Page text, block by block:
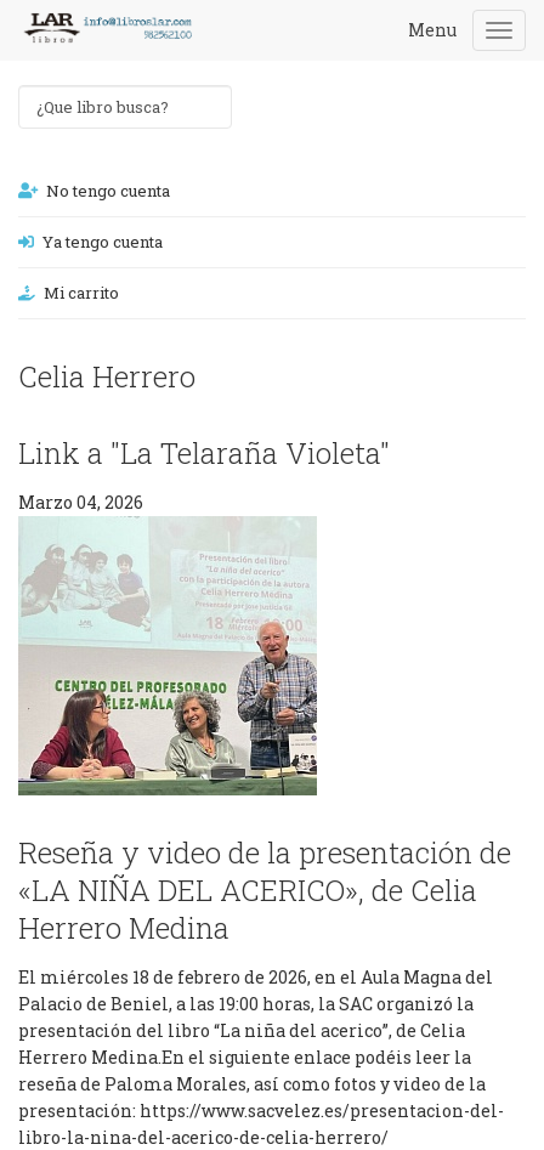
Menu
No tengo cuenta
Ya tengo cuenta
Mi carrito
Celia Herrero
Link a "La Telaraña Violeta"
Marzo 04, 2026
Reseña y video de la presentación de
«LA NIÑA DEL ACERICO», de Celia
Herrero Medina
El miércoles 18 de febrero de 2026, en el Aula Magna del
Palacio de Beniel, a las 19:00 horas, la SAC organizó la
presentación del libro “La niña del acerico”, de Celia
Herrero Medina.En el siguiente enlace podéis leer la
reseña de Paloma Morales, así como fotos y video de la
presentación: https://www.sacvelez.es/presentacion-del-
libro-la-nina-del-acerico-de-celia-herrero/